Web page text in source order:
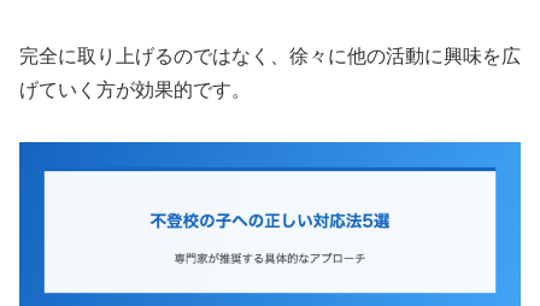
完全に取り上げるのではなく、徐々に他の活動に興味を広
げていく方が効果的です。